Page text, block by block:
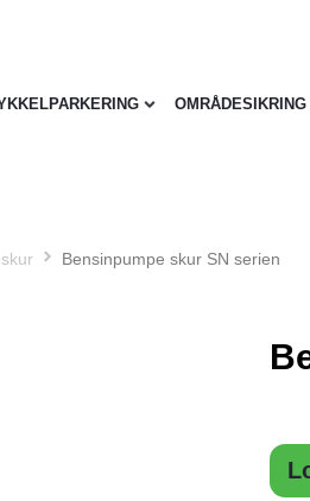
OMRÅDESIKRING
Bensinpumpe skur SN serien